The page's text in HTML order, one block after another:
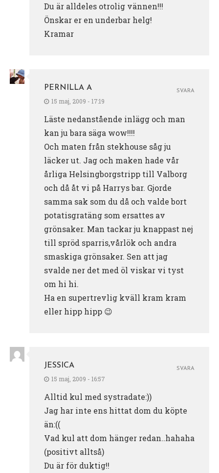
Du är alldeles otrolig vännen!!!
Önskar er en underbar helg!
Kramar
PERNILLA A
15 maj, 2009 - 17:19
Läste nedanstående inlägg och man
kan ju bara säga wow!!!!
Och maten från stekhouse såg ju
läcker ut. Jag och maken hade vår
årliga Helsingborgstripp till Valborg
och då åt vi på Harrys bar. Gjorde
samma sak som du då och valde bort
potatisgratäng som ersattes av
grönsaker. Man tackar ju knappast nej
till spröd sparris,vårlök och andra
smaskiga grönsaker. Sen att jag
svalde ner det med öl viskar vi tyst
om hi hi.
Ha en supertrevlig kväll kram kram
eller hipp hipp 😉
SVARA
JESSICA
15 maj, 2009 - 16:57
Alltid kul med systradate:))
Jag har inte ens hittat dom du köpte
än:((
Vad kul att dom hänger redan..hahaha
(positivt alltså)
Du är för duktig!!
SVARA